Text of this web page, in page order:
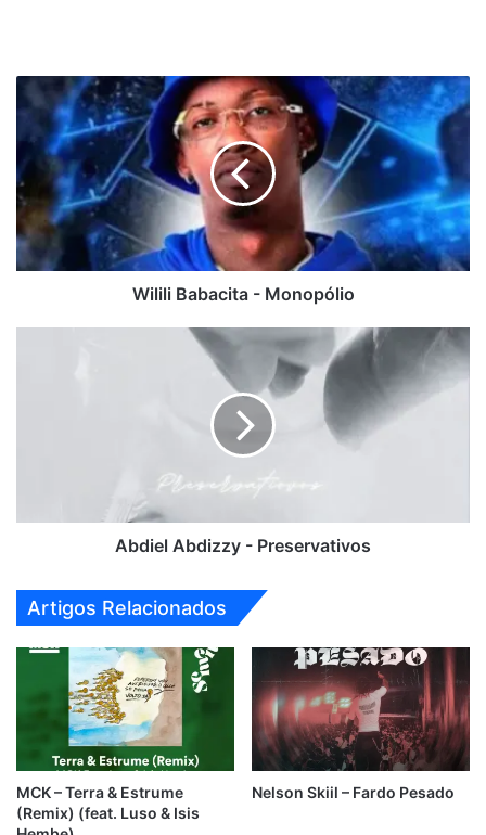
Wilili
Babacita
Monopólio
Wilili Babacita - Monopólio
Abdiel Abdizzy - Preservativos
Artigos Relacionados
MCK – Terra & Estrume
(Remix) (feat. Luso & Isis
Nelson Skiil – Fardo Pesado